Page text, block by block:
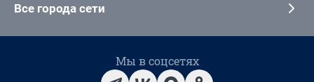
Все города сети
Мы в соцсетях